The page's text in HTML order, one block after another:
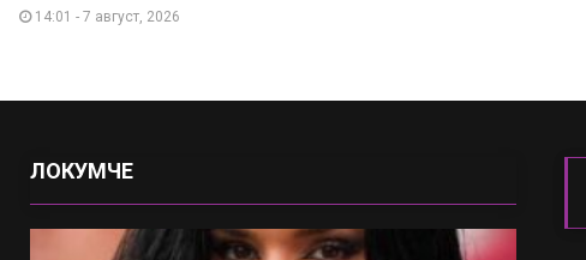
14:01 - 7 август, 2026
ЛОКУМЧЕ